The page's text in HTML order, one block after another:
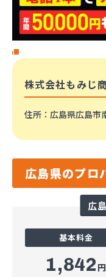
株式会社もみじ
住所 ：広島県広島
広島県のプロ
広
基本料金
1,842 円